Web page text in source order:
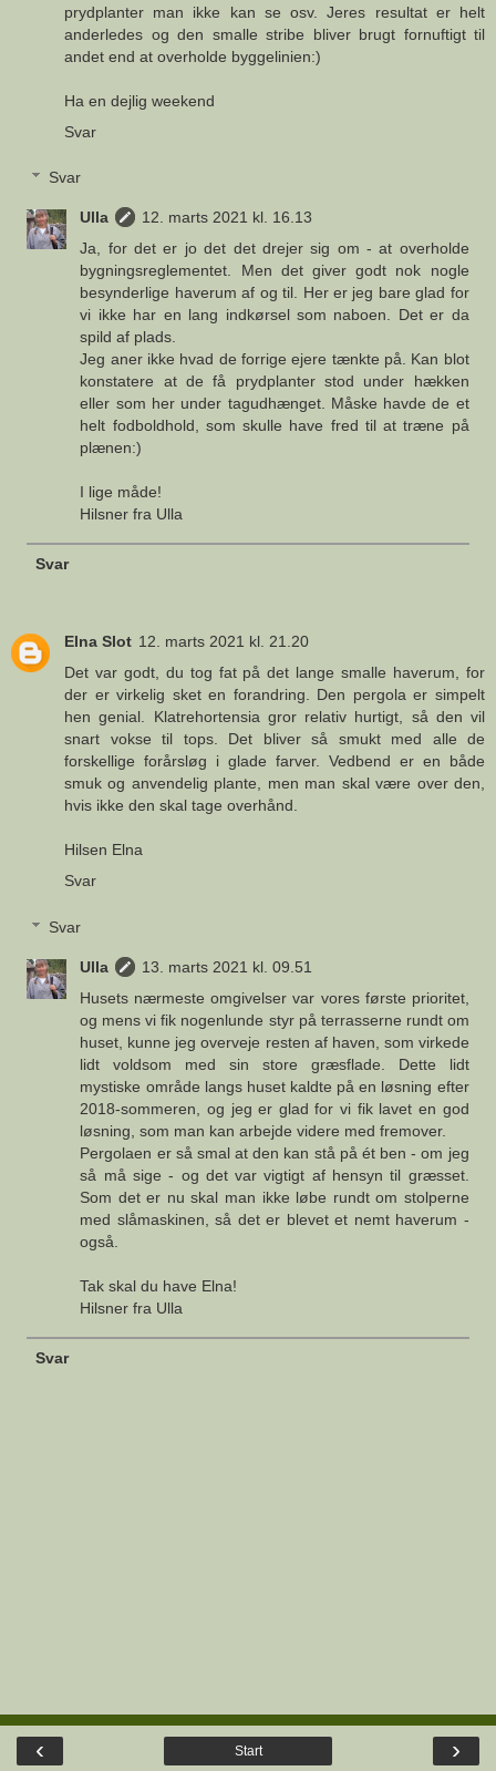
prydplanter man ikke kan se osv. Jeres resultat er helt
anderledes og den smalle stribe bliver brugt fornuftigt til
andet end at overholde byggelinien:)
Ha en dejlig weekend
Svar
Svar
Ulla
12. marts 2021 kl. 16.13
Ja, for det er jo det det drejer sig om - at overholde
bygningsreglementet. Men det giver godt nok nogle
besynderlige haverum af og til. Her er jeg bare glad for
vi ikke har en lang indkørsel som naboen. Det er da
spild af plads.
Jeg aner ikke hvad de forrige ejere tænkte på. Kan blot
konstatere at de få prydplanter stod under hækken
eller som her under tagudhænget. Måske havde de et
helt fodboldhold, som skulle have fred til at træne på
plænen:)
I lige måde!
Hilsner fra Ulla
Svar
Elna Slot 12. marts 2021 kl. 21.20
Det var godt, du tog fat på det lange smalle haverum, for
der er virkelig sket en forandring. Den pergola er simpelt
hen genial. Klatrehortensia gror relativ hurtigt, så den vil
snart vokse til tops. Det bliver så smukt med alle de
forskellige forårsløg i glade farver. Vedbend er en både
smuk og anvendelig plante, men man skal være over den,
hvis ikke den skal tage overhånd.
Hilsen Elna
Svar
Svar
Ulla
13. marts 2021 kl. 09.51
Husets nærmeste omgivelser var vores første prioritet,
og mens vi fik nogenlunde styr på terrasserne rundt om
huset, kunne jeg overveje resten af haven, som virkede
lidt voldsom med sin store græsflade. Dette lidt
mystiske område langs huset kaldte på en løsning efter
2018-sommeren, og jeg er glad for vi fik lavet en god
løsning, som man kan arbejde videre med fremover.
Pergolaen er så smal at den kan stå på ét ben - om jeg
så må sige - og det var vigtigt af hensyn til græsset.
Som det er nu skal man ikke løbe rundt om stolperne
med slåmaskinen, så det er blevet et nemt haverum -
også.
Tak skal du have Elna!
Hilsner fra Ulla
Svar
‹ ›
Start